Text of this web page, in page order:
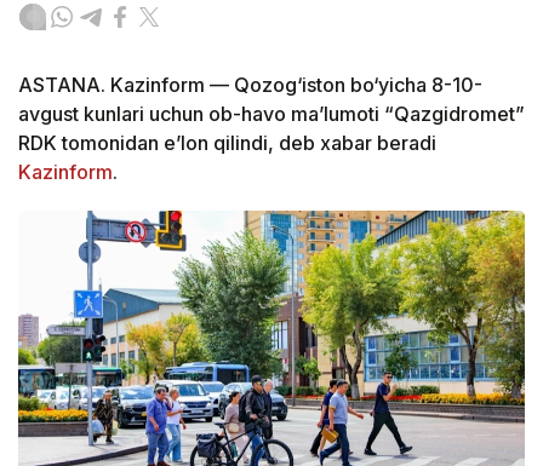
ASTANA. Kazinform — Qozog‘iston bo‘yicha 8-10-
avgust kunlari uchun ob-havo ma’lumoti “Qazgidromet”
RDK tomonidan e’lon qilindi, deb xabar beradi
Kazinform.